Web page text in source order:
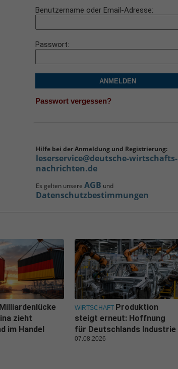
Benutzername oder Email-Adresse
Passwort
ANMELDEN
Passwort vergessen?
Hilfe bei der Anmeldung und Registrierung:
leserservice@deutsche-wirtschafts-
nachrichten.de
Es gelten unsere AGB und
Datenschutzbestimmungen
Milliardenlücke
zieht
im Handel
WIRTSCHAFT Produktion
steigt erneut: Hoffnung
für Deutschlands Industrie
07.08.2026